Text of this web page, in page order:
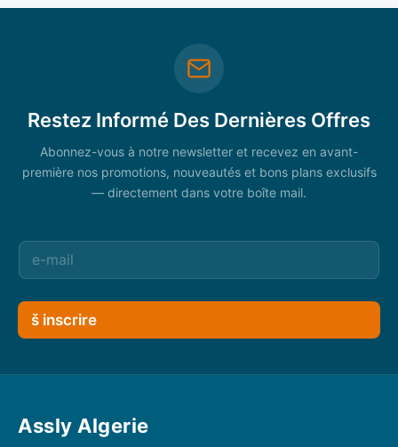
Restez Informé Des Dernières Offres
Abonnez-vous à notre newsletter et recevez en avant-
première nos promotions, nouveautés et bons plans exclusifs
— directement dans votre boîte mail.
š inscrire
Assly Algerie